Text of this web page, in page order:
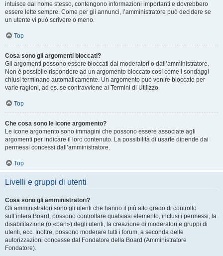
intuisce dal nome stesso, contengono informazioni importanti e dovrebbero
essere lette sempre. Come per gli annunci, l’amministratore può decidere se
un utente vi può scrivere o meno.
Top
Cosa sono gli argomenti bloccati?
Gli argomenti possono essere bloccati dai moderatori o dall’amministratore.
Non è possibile rispondere ad un argomento bloccato così come i sondaggi
chiusi terminano automaticamente. Un argomento può venire bloccato per
varie ragioni, ad es. se contravviene ai Termini di Utilizzo.
Top
Che cosa sono le icone argomento?
Le icone argomento sono immagini che possono essere associate agli
argomenti per indicare il loro contenuto. La possibilità di usarle dipende dai
permessi concessi dall’amministratore.
Top
Livelli e gruppi di utenti
Cosa sono gli amministratori?
Gli amministratori sono gli utenti che hanno il più alto grado di controllo
sull’intera Board; possono controllare qualsiasi elemento, inclusi i permessi, la
disabilitazione (o «ban») degli utenti, la creazione di moderatori e gruppi di
utenti, ecc. Inoltre, possono moderare tutti i forum, a seconda delle
autorizzazioni concesse dal Fondatore della Board (Amministratore
Fondatore).